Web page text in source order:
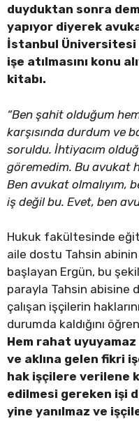
duyduktan sonra
yapıyor diyerek
İstanbul Üniversitesi
işe atılmasını konu
kitabı.
“Ben şahit olduğum
karşısında durdum ve
soruldu. İhtiyacım
göremedim. Bu avukat
Ben avukat olmalıyım,
iş değil bu. Evet, ben
Hukuk fakültesinde
aile dostu Tahsin
başlayan Ergün, bu
parayla Tahsin abisine
çalışan işçilerin
durumda kaldığını
Hem rahat
ve aklına gelen fikri
hak işçilere verilene
edilmesi gereken işi
yine yanılmaz ve